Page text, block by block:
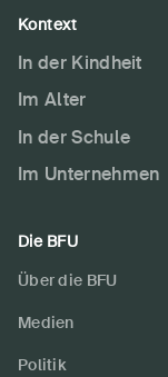
Kontext
In der Kindheit
Im Alter
In der Schule
Im Unternehmen
Die BFU
Über die BFU
Medien
Politik